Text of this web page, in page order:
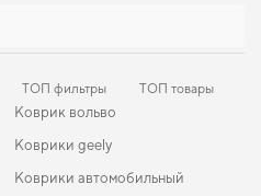
ТОП фильтры ТОП товары
Коврик вольво
Коврики geely
Коврики автомобильный